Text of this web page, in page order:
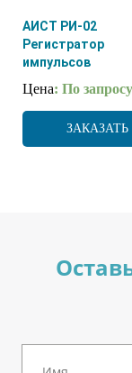
АИСТ РИ-02
Регистратор
импульсов
Цена: По запросу
ЗАКАЗАТЬ